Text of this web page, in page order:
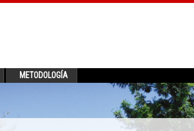
METODOLOGÍA